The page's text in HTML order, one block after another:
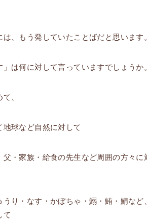
、もう発していたことばだと思います
」は何に対して言っていますでしょうか
、
地球など自然に対して
父・家族・給食の先生など周囲の方々に
うり・なす・かぼちゃ・鰯・鮪・鯖など
て